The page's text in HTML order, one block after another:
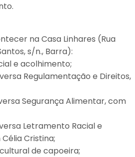
na Casa Linhares (Rua
s/n., Barra):
e acolhimento;
Regulamentação e Direitos,
Segurança Alimentar, com
Letramento Racial e
Cristina;
de capoeira;